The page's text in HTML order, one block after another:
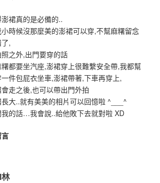
裙真的是必備的..
時候沒那麼美的澎裙可以穿,不幫麻糬留念
,
之外,出門要穿的話
都要坐汽座,澎裙穿上很難繫安全帶,我都幫
件包屁衣坐車,澎裙帶著,下車再穿上,
走之後,也可以帶出門外拍
大..就有美美的相片可以回憶啦 ^___^
我的話…我會說..給他敗下去就對啦 XD